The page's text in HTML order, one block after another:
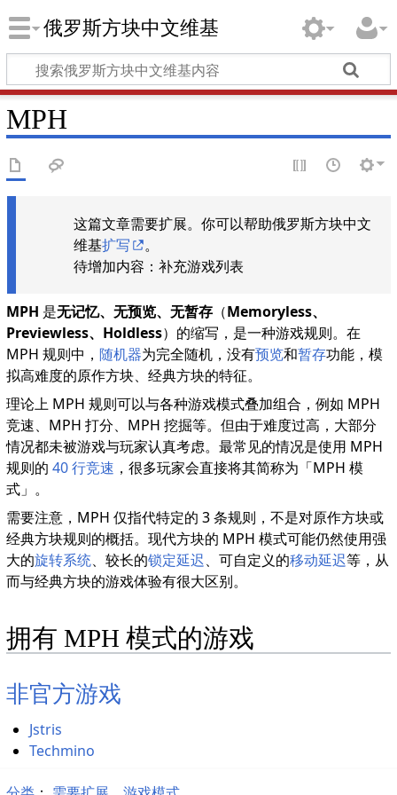
俄罗斯方块中文维基
MPH
这篇文章需要扩展。你可以帮助俄罗斯方块中文
维基扩写
。
待增加内容：补充游戏列表
MPH 是无记忆、无预览、无暂存 （Memoryless、
Previewless、Holdless）的缩写，是一种游戏规则。在
MPH 规则中，随机器为完全随机，没有预览和暂存功能，模
拟高难度的原作方块、经典方块的特征。
理论上 MPH 规则可以与各种游戏模式叠加组合，例如 MPH
竞速、MPH 打分、MPH 挖掘等。但由于难度过高，大部分
情况都未被游戏与玩家认真考虑。最常见的情况是使用 MPH
规则的40 行竞速 ，很多玩家会直接将其简称为「MPH 模
式」。
需要注意，MPH 仅指代特定的 3 条规则，不是对原作方块或
经典方块规则的概括。现代方块的 MPH 模式可能仍然使用强
大的旋转系统、较长的锁定延迟、可自定义的移动延迟等，从
而与经典方块的游戏体验有很大区别。
拥有 MPH 模式的游戏
非官方游戏
Jstris
Techmino